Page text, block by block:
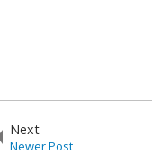
Next
Newer Post